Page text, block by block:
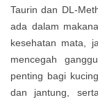
Taurin dan DL-
ada dalam
kesehatan mata,
mencegah
penting bagi
dan jantung,